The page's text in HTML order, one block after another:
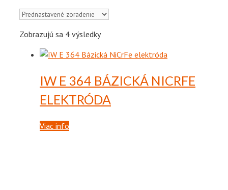
Zobrazujú sa 4 výsledky
IW E 364 BÁZICKÁ NICRFE
ELEKTRÓDA
Viac info